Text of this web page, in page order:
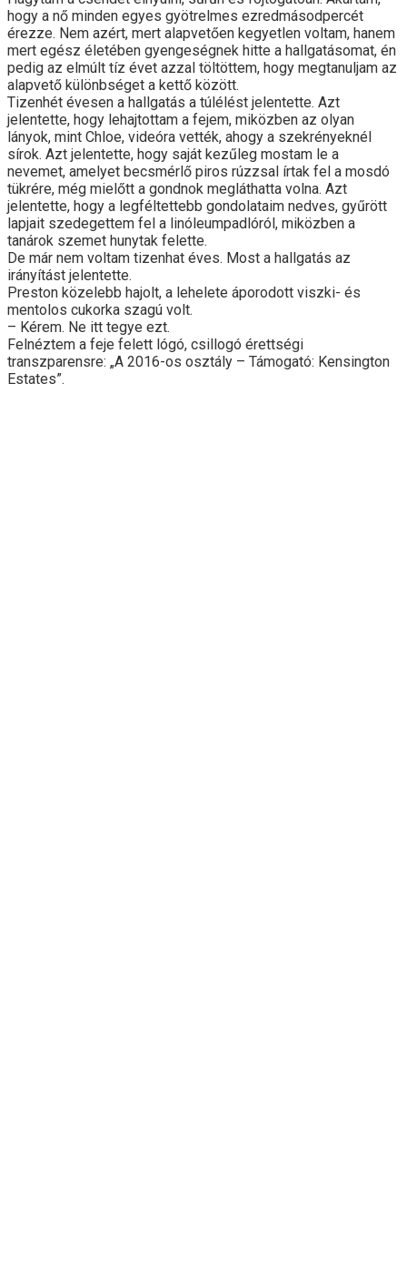
hogy a nő minden egyes gyötrelmes ezredmásodpercét
érezze. Nem azért, mert alapvetően kegyetlen voltam, hanem
mert egész életében gyengeségnek hitte a hallgatásomat, én
pedig az elmúlt tíz évet azzal töltöttem, hogy megtanuljam az
alapvető különbséget a kettő között.
Tizenhét évesen a hallgatás a túlélést jelentette. Azt
jelentette, hogy lehajtottam a fejem, miközben az olyan
lányok, mint Chloe, videóra vették, ahogy a szekrényeknél
sírok. Azt jelentette, hogy saját kezűleg mostam le a
nevemet, amelyet becsmérlő piros rúzzsal írtak fel a mosdó
tükrére, még mielőtt a gondnok megláthatta volna. Azt
jelentette, hogy a legféltettebb gondolataim nedves, gyűrött
lapjait szedegettem fel a linóleumpadlóról, miközben a
tanárok szemet hunytak felette.
De már nem voltam tizenhat éves. Most a hallgatás az
irányítást jelentette.
Preston közelebb hajolt, a lehelete áporodott viszki- és
mentolos cukorka szagú volt.
– Kérem. Ne itt tegye ezt.
Felnéztem a feje felett lógó, csillogó érettségi
transzparensre: „A 2016-os osztály – Támogató: Kensington
Estates”.